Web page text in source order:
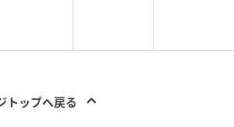
が私たちの家庭を守ってくれ
っている。
トップへ戻る